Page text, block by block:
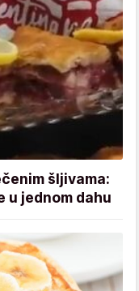
šljivama:
u jednom dahu